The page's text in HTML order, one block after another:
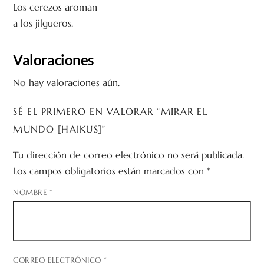
Los cerezos aroman
a los jilgueros.
Valoraciones
No hay valoraciones aún.
SÉ EL PRIMERO EN VALORAR “MIRAR EL
MUNDO [HAIKUS]”
Tu dirección de correo electrónico no será publicada.
Los campos obligatorios están marcados con*
NOMBRE *
CORREO ELECTRÓNICO*